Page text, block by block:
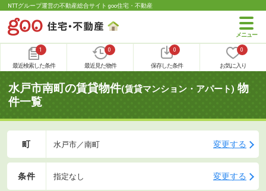
NTTグループ運営の不動産総合サイト goo住宅・不動産
1
最近検索した条件
0
最近見た物件
0
保存した条件
0
お気に入り
水戸市南町の賃貸物件(賃貸マンション・アパート) 物
件一覧
町 水戸市／南町 変更する
条件 指定なし 変更する